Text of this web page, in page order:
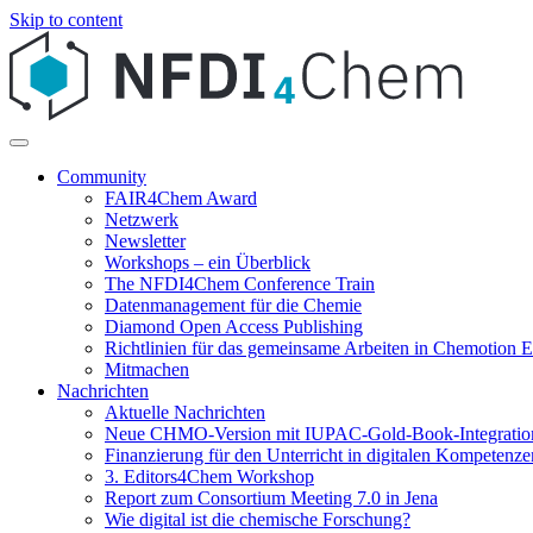
Skip to content
Community
FAIR4Chem Award
Netzwerk
Newsletter
Workshops – ein Überblick
The NFDI4Chem Conference Train
Datenmanagement für die Chemie
Diamond Open Access Publishing
Richtlinien für das gemeinsame Arbeiten in Chemotion
Mitmachen
Nachrichten
Aktuelle Nachrichten
Neue CHMO-Version mit IUPAC-Gold-Book-
Finanzierung für den Unterricht in digitalen
3. Editors4Chem Workshop
Report zum Consortium Meeting 7.0 in Jena
Wie digital ist die chemische Forschung?